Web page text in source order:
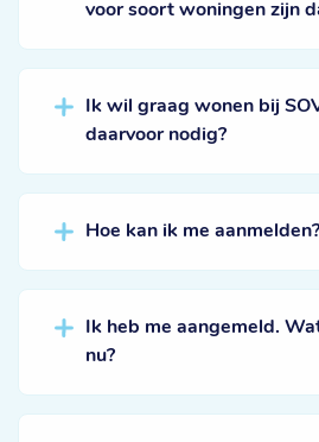
voor soort woningen zijn
Ik wil graag wonen bij
daarvoor nodig?
Hoe kan ik me aanmelden?
Ik heb me aangemeld.
nu?